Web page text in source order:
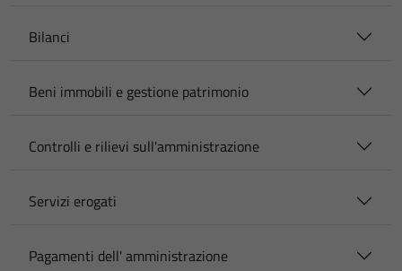
Bilanci
Beni immobili e gestione patrimonio
Controlli e rilievi sull'amministrazione
Servizi erogati
Pagamenti dell' amministrazione